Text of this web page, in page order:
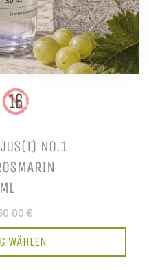
NO.1
€
WÄHLEN